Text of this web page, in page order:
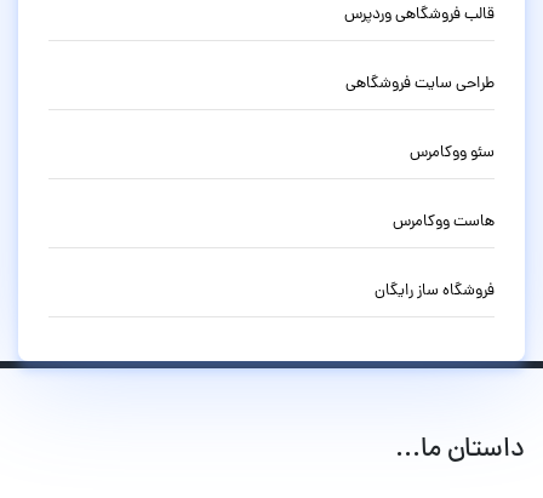
قالب فروشگاهی وردپرس
طراحی سایت فروشگاهی
سئو ووکامرس
هاست ووکامرس
فروشگاه ساز رایگان
داستان ما...